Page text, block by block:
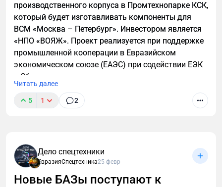
производственного корпуса в Промтехнопарке КСК,
который будет изготавливать компоненты для
ВСМ «Москва – Петербург». Инвестором является
«НПО «ВОЯЖ». Проект реализуется при поддержке
промышленной кооперации в Евразийском
экономическом союзе (ЕАЭС) при содействии ЕЭК
и Сбера.
Читать далее
5 1 2
Дело спецтехники
ЕвразияСпецтехника25 февр
Новые БАЗы поступают к